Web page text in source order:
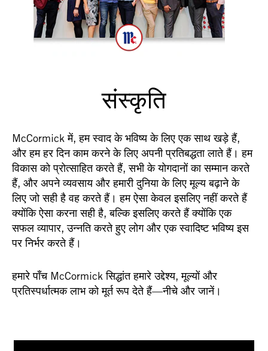
संस्कृति
McCormick में, हम स्वाद के भविष्य के लिए एक साथ खड़े हैं,
और हम हर दिन काम करने के लिए अपनी प्रतिबद्धता लाते हैं। हम
विकास को प्रोत्साहित करते हैं, सभी के योगदानों का सम्मान करते
हैं, और अपने व्यवसाय और हमारी दुनिया के लिए मूल्य बढ़ाने के
लिए जो सही है वह करते हैं। हम ऐसा केवल इसलिए नहीं करते हैं
क्योंकि ऐसा करना सही है, बल्कि इसलिए करते हैं क्योंकि एक
सफल व्यापार, उन्नति करते हुए लोग और एक स्वादिष्ट भविष्य इस
पर निर्भर करते हैं।
हमारे पाँच McCormick सिद्धांत हमारे उद्देश्य, मूल्यों और
प्रतिस्पर्धात्मक लाभ को मूर्त रूप देते हैं—नीचे और जानें।